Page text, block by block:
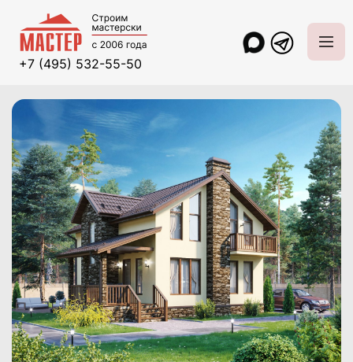
+7 (495) 532-55-50